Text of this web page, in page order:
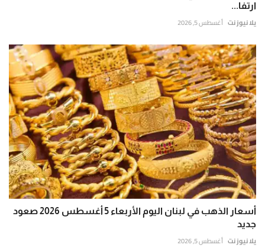
ارتفا...
يلا نيوز نت أغسطس 5, 2026
أسعار الذهب في لبنان اليوم الأربعاء 5 أغسطس 2026 صعود
جديد
يلا نيوز نت أغسطس 5, 2026